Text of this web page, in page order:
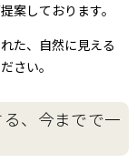
案しております。
た、自然に見える
さい。
、 今までで一